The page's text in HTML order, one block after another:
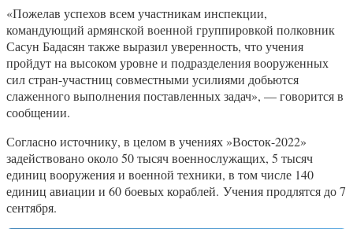
«Пожелав успехов всем участникам инспекции,
командующий армянской военной группировкой полковник
Сасун Бадасян также выразил уверенность, что учения
пройдут на высоком уровне и подразделения вооруженных
сил стран-участниц совместными усилиями добьются
слаженного выполнения поставленных задач», — говорится в
сообщении.
Согласно источнику, в целом в учениях »Восток-2022»
задействовано около 50 тысяч военнослужащих, 5 тысяч
единиц вооружения и военной техники, в том числе 140
единиц авиации и 60 боевых кораблей. Учения продлятся до 7
сентября.